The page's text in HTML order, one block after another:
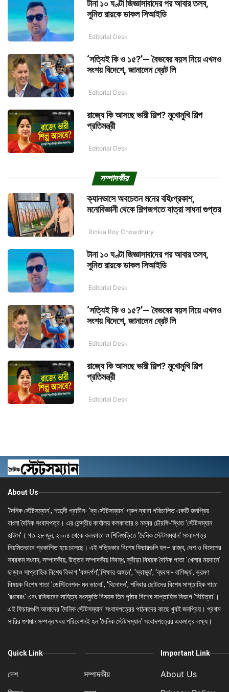
টানা ১০ ঘণ্টা জিজ্ঞাসাবাদের পর আবার তলব,
সুমিত রায়কে ডাকল সিআইডি
Editorial Desk
‘সত্যিই কি ও ১৫?’— বৈভবের বয়স নিয়ে এখনও
সংশয় বিদেশে, জানালেন ব্রেট লি
Editorial Desk
রাজ্যে কি আসছে ভারী শিল্প? মুখোমুখি শিল্প
প্রতিমন্ত্রী
Editorial Desk
সম্পাদকীয়
ক্যানভাসে অবচেতন মনের বহিঃপ্রকাশ,
মনোবিজ্ঞানী থেকে শিল্পজগতে যাত্রা সাধনা গুপ্তর
Rinika Roy Chowdhury
টানা ১০ ঘণ্টা জিজ্ঞাসাবাদের পর আবার তলব,
সুমিত রায়কে ডাকল সিআইডি
Editorial Desk
‘সত্যিই কি ও ১৫?’— বৈভবের বয়স নিয়ে এখনও
সংশয় বিদেশে, জানালেন ব্রেট লি
Editorial Desk
রাজ্যে কি আসছে ভারী শিল্প? মুখোমুখি শিল্প
প্রতিমন্ত্রী
Editorial Desk
About Us
'দৈনিক স্টেটসম্যান', শতাব্দী প্রাচীন- 'দ্য স্টেটসম্যান' গ্রুপ দ্বারা পরিচালিত একটি জনপ্রিয়
বাংলা দৈনিক সংবাদপত্র। এর কেন্দ্রীয় কার্যালয় কলকাতার ৪ নম্বর চৌরঙ্গি-স্থিত 'স্টেটসম্যান
হাউস'। গত ২৮ জুন, ২০০৪ থেকে কলকাতা ও শিলিগুড়িতে 'দৈনিক স্টেটসম্যান' সংবাদপত্র
নিয়মিতভাবে প্রকাশিত হয়ে চলেছে। এই পত্রিকার বিশেষ ফিচারগুলি হল– রাজ্য, দেশ ও বিদেশের
সবরকম সংবাদ, সম্পাদকীয়, উত্তর সম্পাদকীয় নিবন্ধ, ক্রীড়া বিষয়ক দৈনিক পাতা 'খেলার ময়দানে'
ছাড়াও সাপ্তাহিক বিশেষ বিভাগ 'বঙ্গদর্পণ','শিক্ষার অঙ্গনে', 'স্বাস্থ্য', 'ব্যবসা- বাণিজ্য', ভ্রমণ
বিষয়ক বিশেষ পাতা 'ডেস্টিনেশন- মন ভালো', 'বিনোদন', শনিবার ছোটদের বিশেষ সাপ্তাহিক পাতা
'রংবেরং' এবং রবিবারের সাহিত্য সংস্কৃতি বিষয়ক তিন পৃষ্ঠার বিশেষ সাপ্তাহিক বিভাগ 'বিচিত্রা'।
এই ফিচারগুলি আমাদের 'দৈনিক স্টেটসম্যান' সংবাদপত্রের পাঠকদের কাছে খুবই জনপ্রিয়। প্রথম
সারির গুণমান সম্পন্ন খবর পরিবেশনই হল 'দৈনিক স্টেটসম্যান' সংবাদপত্রের একমাত্র লক্ষ্য।
Quick Link
দেশ
সম্পাদকীয়
Important Link
About Us